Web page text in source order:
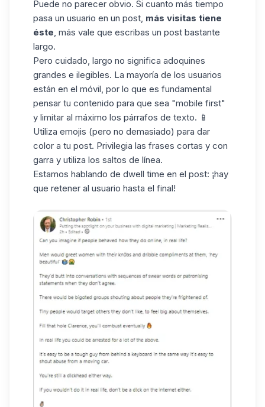
Puede no parecer obvio. Si cuanto más tiempo
pasa un usuario en un post, más visitas tiene
éste, más vale que escribas un post bastante
largo.
Pero cuidado, largo no significa adoquines
grandes e ilegibles. La mayoría de los usuarios
están en el móvil, por lo que es fundamental
pensar tu contenido para que sea "mobile first"
y limitar al máximo los párrafos de texto. 📱
Utiliza emojis (pero no demasiado) para dar
color a tu post. Privilegia las frases cortas y con
garra y utiliza los saltos de línea.
Estamos hablando de dwell time en el post: ¡hay
que retener al usuario hasta el final!